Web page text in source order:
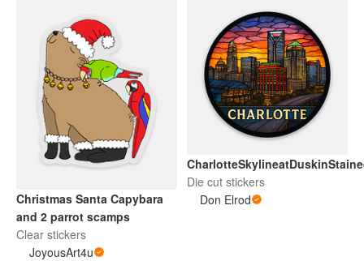
Christmas Santa Capybara
and 2 parrot scamps
Clear stickers
JoyousArt4u
Die cut stickers
Don Elrod